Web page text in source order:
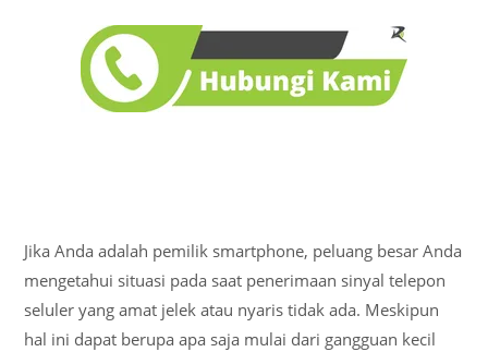
Jika Anda adalah pemilik smartphone, peluang besar Anda
mengetahui situasi pada saat penerimaan sinyal telepon
seluler yang amat jelek atau nyaris tidak ada. Meskipun
hal ini dapat berupa apa saja mulai dari gangguan kecil